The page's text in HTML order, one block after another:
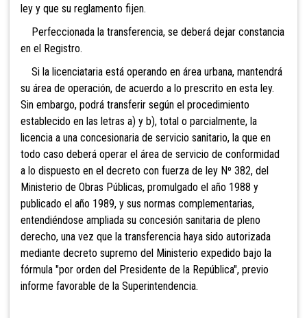
ley y que su reglamento fijen.
Perfeccionada la transferencia, se deberá dejar constancia
en el Registro.
Si la licenciataria está operando en área urbana, mantendrá
su área de operación, de acuerdo a lo prescrito en esta ley.
Sin embargo, podrá transferir según el procedimiento
establecido en las letras a) y b), total o parcialmente, la
licencia a una concesionaria de servicio sanitario, la que en
todo caso deberá operar el área de servicio de conformidad
a lo dispuesto en el decreto con fuerza de ley Nº 382, del
Ministerio de Obras Públicas, promulgado el año 1988 y
publicado el año 1989, y sus normas complementarias,
entendiéndose ampliada su concesión sanitaria de pleno
derecho, una vez que la transferencia haya sido autorizada
mediante decreto supremo del Ministerio expedido bajo la
fórmula "por orden del Presidente de la República", previo
informe favorable de la Superintendencia.